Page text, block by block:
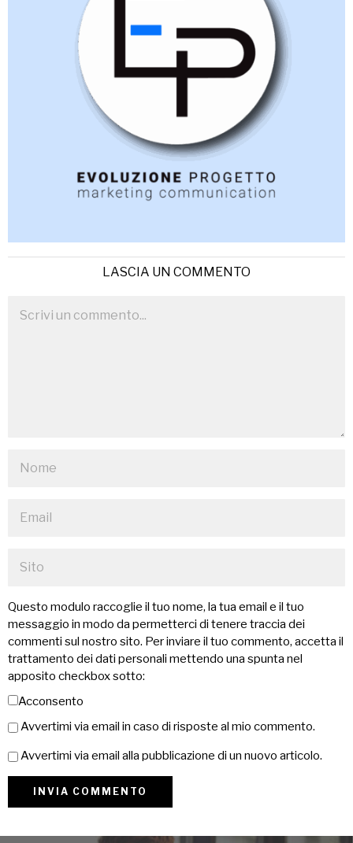
LASCIA UN COMMENTO
Questo modulo raccoglie il tuo nome, la tua email e il tuo
messaggio in modo da permetterci di tenere traccia dei
commenti sul nostro sito. Per inviare il tuo commento, accetta il
trattamento dei dati personali mettendo una spunta nel
apposito checkbox sotto:
Acconsento
Avvertimi via email in caso di risposte al mio commento.
Avvertimi via email alla pubblicazione di un nuovo articolo.